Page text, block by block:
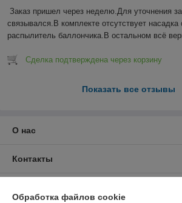
Заказ пришел через неделю.Для уточнения
связывался.В комплекте отсутствует
распылитель баллончика.В остальном всё
Сделка подтверждена через корзину
Показать все отзывы
О нас
Контакты
Обработка файлов cookie